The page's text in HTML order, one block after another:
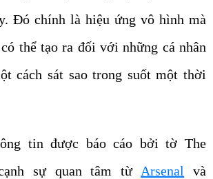
Đó chính là hiệu ứng vô hình mà
thể tạo ra đối với những cá nhân
cách sát sao trong suốt một thời
tin được báo cáo bởi tờ The
sự quan tâm từ Arsenal và